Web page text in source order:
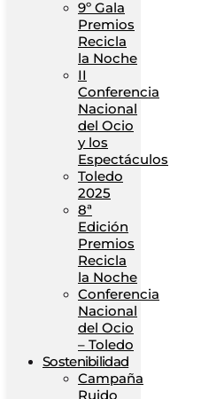
9º Gala
Premios
Recicla
la Noche
II
Conferencia
Nacional
del Ocio
y los
Espectáculos
Toledo
2025
8ª
Edición
Premios
Recicla
la Noche
Conferencia
Nacional
del Ocio
– Toledo
Sostenibilidad
Campaña
Ruido